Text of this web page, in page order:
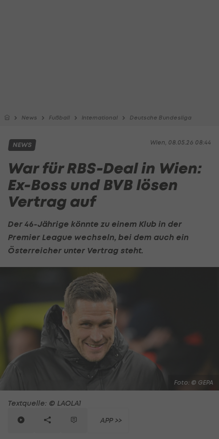
News Fußball International Deutsche Bundesliga
Wien, 08.05.26 08:44
NEWS
War für RBS-Deal in Wien:
Ex-Boss und BVB lösen
Vertrag auf
Der 46-Jährige könnte zu einem Klub in der
Premier League wechseln, bei dem auch ein
Österreicher unter Vertrag steht.
Foto: © GEPA
Textquelle: © LAOLA1
APP >>